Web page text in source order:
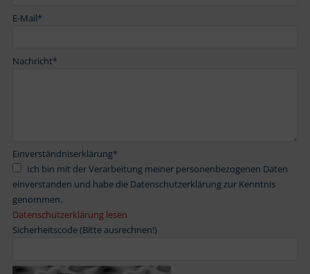
E-Mail*
Nachricht*
Einverständniserklärung*
einverstanden und habe die Datenschutzerklärung zur Kenntnis
genommen.
Datenschutzerklärung lesen
Sicherheitscode (Bitte ausrechnen!)